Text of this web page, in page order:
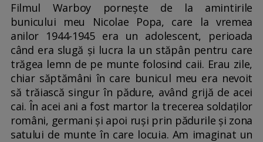
Filmul Warboy pornește de la amintirile
bunicului meu Nicolae Popa, care la vremea
anilor 1944-1945 era un adolescent, perioada
când era slugă și lucra la un stăpân pentru care
trăgea lemn de pe munte folosind caii. Erau zile,
chiar săptămâni în care bunicul meu era nevoit
să trăiască singur în pădure, având grijă de acei
cai. În acei ani a fost martor la trecerea soldaților
români, germani și apoi ruși prin pădurile și zona
satului de munte în care locuia. Am imaginat un